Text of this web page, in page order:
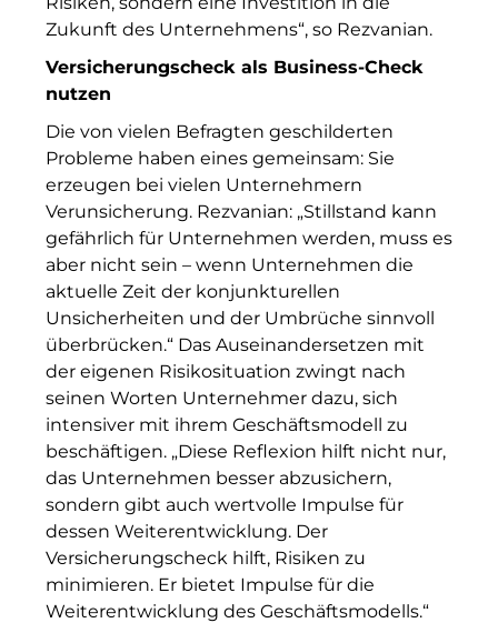
Die Macherei
Die Werkbank IT
Docunite GmbH
Dr. Aribert Spiegler - Fotografie
Einfach-sparsam.de
Eternal Power
Eventnet
Finanzchef24
Frameworks
Gemeinde Hallbergmoos
Gemeinde Taufkirchen
Georg-Kronawitter-Platz
Zukunft des Unternehmens“, so Rezvanian.
Versicherungscheck als Business-Check
nutzen
Die von vielen Befragten geschilderten
Probleme haben eines gemeinsam: Sie
erzeugen bei vielen Unternehmern
Verunsicherung. Rezvanian: „Stillstand kann
gefährlich für Unternehmen werden, muss es
aber nicht sein – wenn Unternehmen die
aktuelle Zeit der konjunkturellen
Unsicherheiten und der Umbrüche sinnvoll
überbrücken.“ Das Auseinandersetzen mit
der eigenen Risikosituation zwingt nach
seinen Worten Unternehmer dazu, sich
intensiver mit ihrem Geschäftsmodell zu
beschäftigen. „Diese Reflexion hilft nicht nur,
das Unternehmen besser abzusichern,
sondern gibt auch wertvolle Impulse für
dessen Weiterentwicklung. Der
Versicherungscheck hilft, Risiken zu
minimieren. Er bietet Impulse für die
Weiterentwicklung des Geschäftsmodells.“